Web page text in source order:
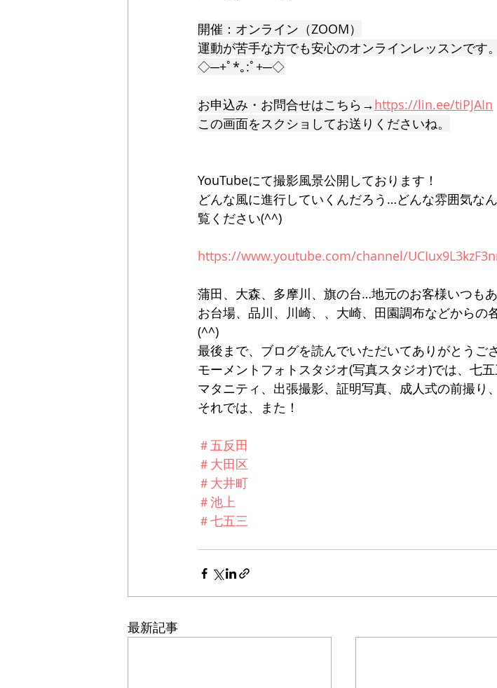
開催：オンライン（ZOOM）
運動が苦手な方でも安心のオンラインレッスンです。
◇─+ﾟ*｡:ﾟ+─◇
お申込み・お問合せはこちら→https://lin.ee/tiPJAIn
この画面をスクショしてお送りくださいね。
YouTubeにて撮影風景公開しております！
どんな風に進行していくんだろう…どんな雰囲気な
覧ください(^^)
https://www.youtube.com/channel/
蒲田、大森、多摩川、旗の台…地元のお客様いつも
お台場、品川、川崎、、大崎、田園調布などからの
(^^)
最後まで、ブログを読んでいただいてありがとうご
モーメントフォトスタジオ(写真スタジオ)では、七
マタニティ、出張撮影、証明写真、成人式の前撮り
それでは、また！
＃五反田
＃大田区
＃大井町
＃池上
＃七五三
最新記事